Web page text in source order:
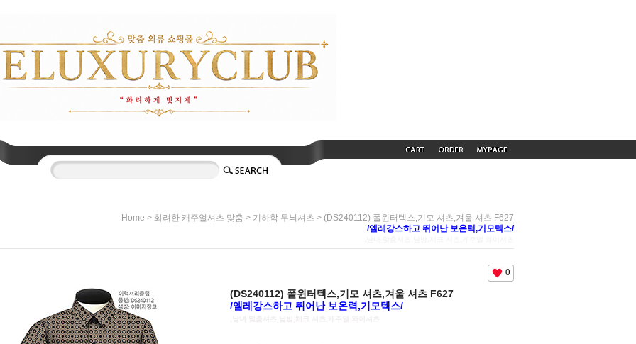
Home > 화려한 캐주얼셔츠 맞춤 > 기하학 무늬셔츠 > (DS240112) 폴윈터텍스,기모 셔츠,겨울 셔츠 F627
/엘레강스하고 뛰어난 보온력,기모텍스/
0
(DS240112) 폴윈터텍스,기모 셔츠,겨울 셔츠 F627
/엘레강스하고 뛰어난 보온력,기모텍스/